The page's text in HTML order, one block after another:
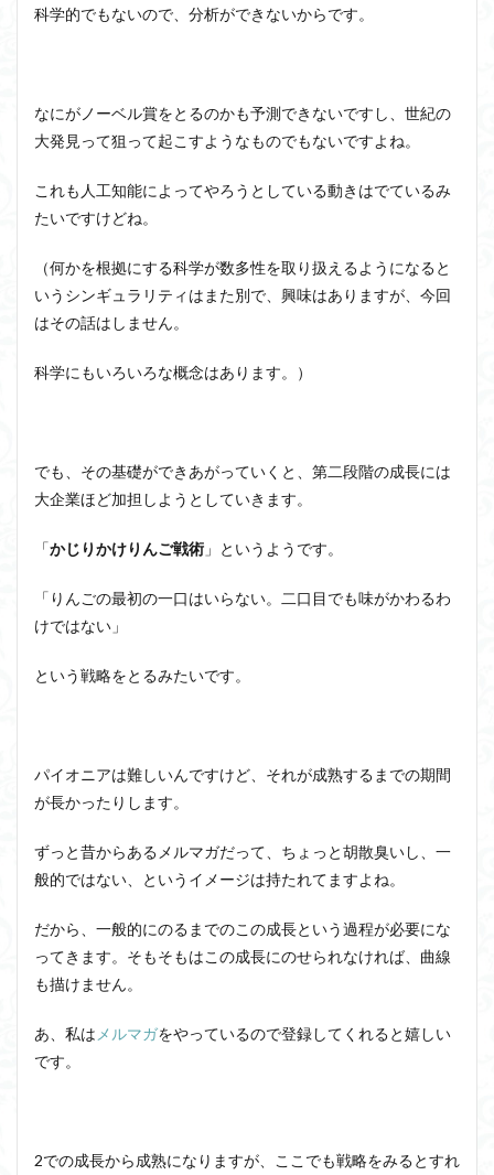
科学的でもないので、分析ができないからです。
なにがノーベル賞をとるのかも予測できないですし、世紀の
大発見って狙って起こすようなものでもないですよね。
これも人工知能によってやろうとしている動きはでているみ
たいですけどね。
（何かを根拠にする科学が数多性を取り扱えるようになると
いうシンギュラリティはまた別で、興味はありますが、今回
はその話はしません。
科学にもいろいろな概念はあります。）
でも、その基礎ができあがっていくと、第二段階の成長には
大企業ほど加担しようとしていきます。
「かじりかけりんご戦術 」というようです。
「りんごの最初の一口はいらない。二口目でも味がかわるわ
けではない」
という戦略をとるみたいです。
パイオニアは難しいんですけど、それが成熟するまでの期間
が長かったりします。
ずっと昔からあるメルマガだって、ちょっと胡散臭いし、一
般的ではない、というイメージは持たれてますよね。
だから、一般的にのるまでのこの成長という過程が必要にな
ってきます。そもそもはこの成長にのせられなければ、曲線
も描けません。
あ、私は メルマガをやっているので登録してくれると嬉しい
です。
2での成長から成熟になりますが、ここでも戦略をみるとすれ